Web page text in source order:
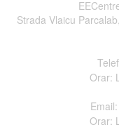
Strada Vlaicu
Orar:
Email:
Orar: